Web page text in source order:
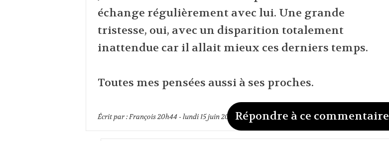
échange régulièrement avec lui. Une grande
tristesse, oui, avec un disparition totalement
inattendue car il allait mieux ces derniers temps.
Toutes mes pensées aussi à ses proches.
Écrit par :François20h44- lundi 15juin 2026Répondre à ce commentaire